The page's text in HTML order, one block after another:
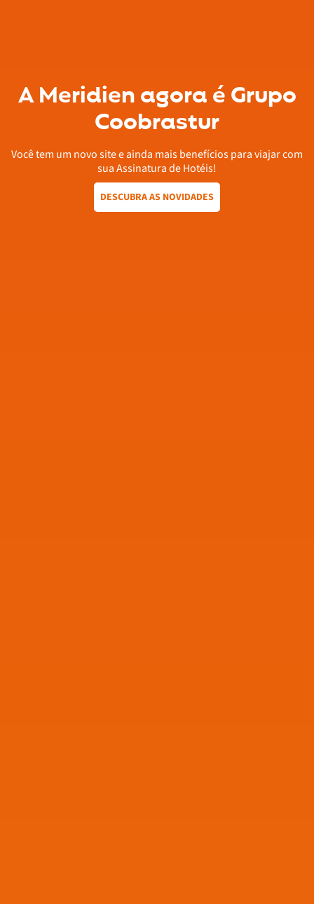
A Meridien agora é Grupo
Coobrastur
Você tem um novo site e ainda mais benefícios para viajar com
sua Assinatura de Hotéis!
DESCUBRA AS NOVIDADES